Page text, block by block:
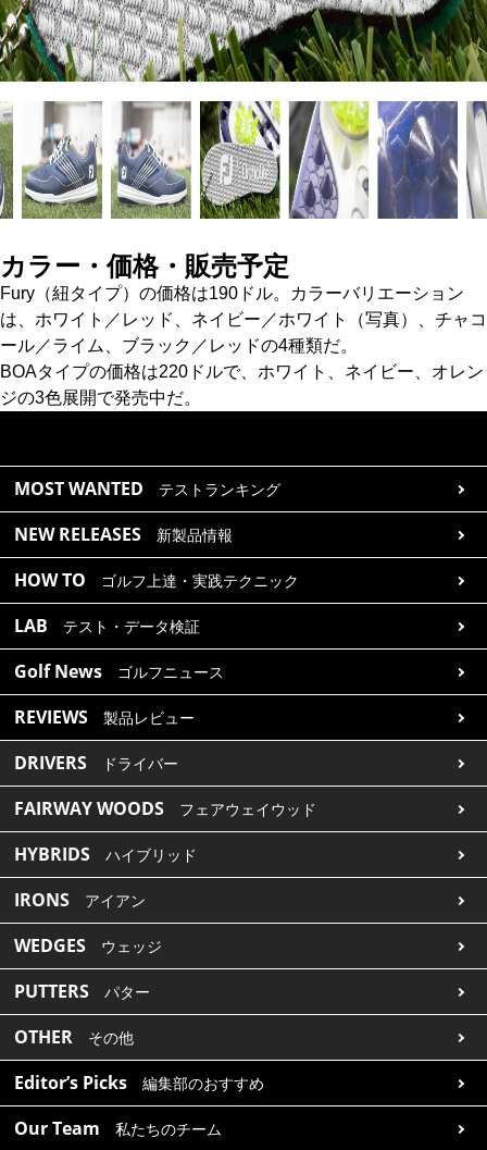
カラー・価格・販売予定
Fury（紐タイプ）の価格は190ドル。カラーバリエーション
は、ホワイト／レッド、ネイビー／ホワイト（写真）、チャコ
ール／ライム、ブラック／レッドの4種類だ。
BOAタイプの価格は220ドルで、ホワイト、ネイビー、オレン
ジの3色展開で発売中だ。
MOST WANTED テストランキング
NEW RELEASES 新製品情報
HOW TO ゴルフ上達・実践テクニック
LAB テスト・データ検証
Golf News ゴルフニュース
REVIEWS 製品レビュー
DRIVERS ドライバー
FAIRWAY WOODS フェアウェイウッド
HYBRIDS ハイブリッド
IRONS アイアン
WEDGES ウェッジ
PUTTERS パター
OTHER その他
Editor’s Picks 編集部のおすすめ
Our Team 私たちのチーム